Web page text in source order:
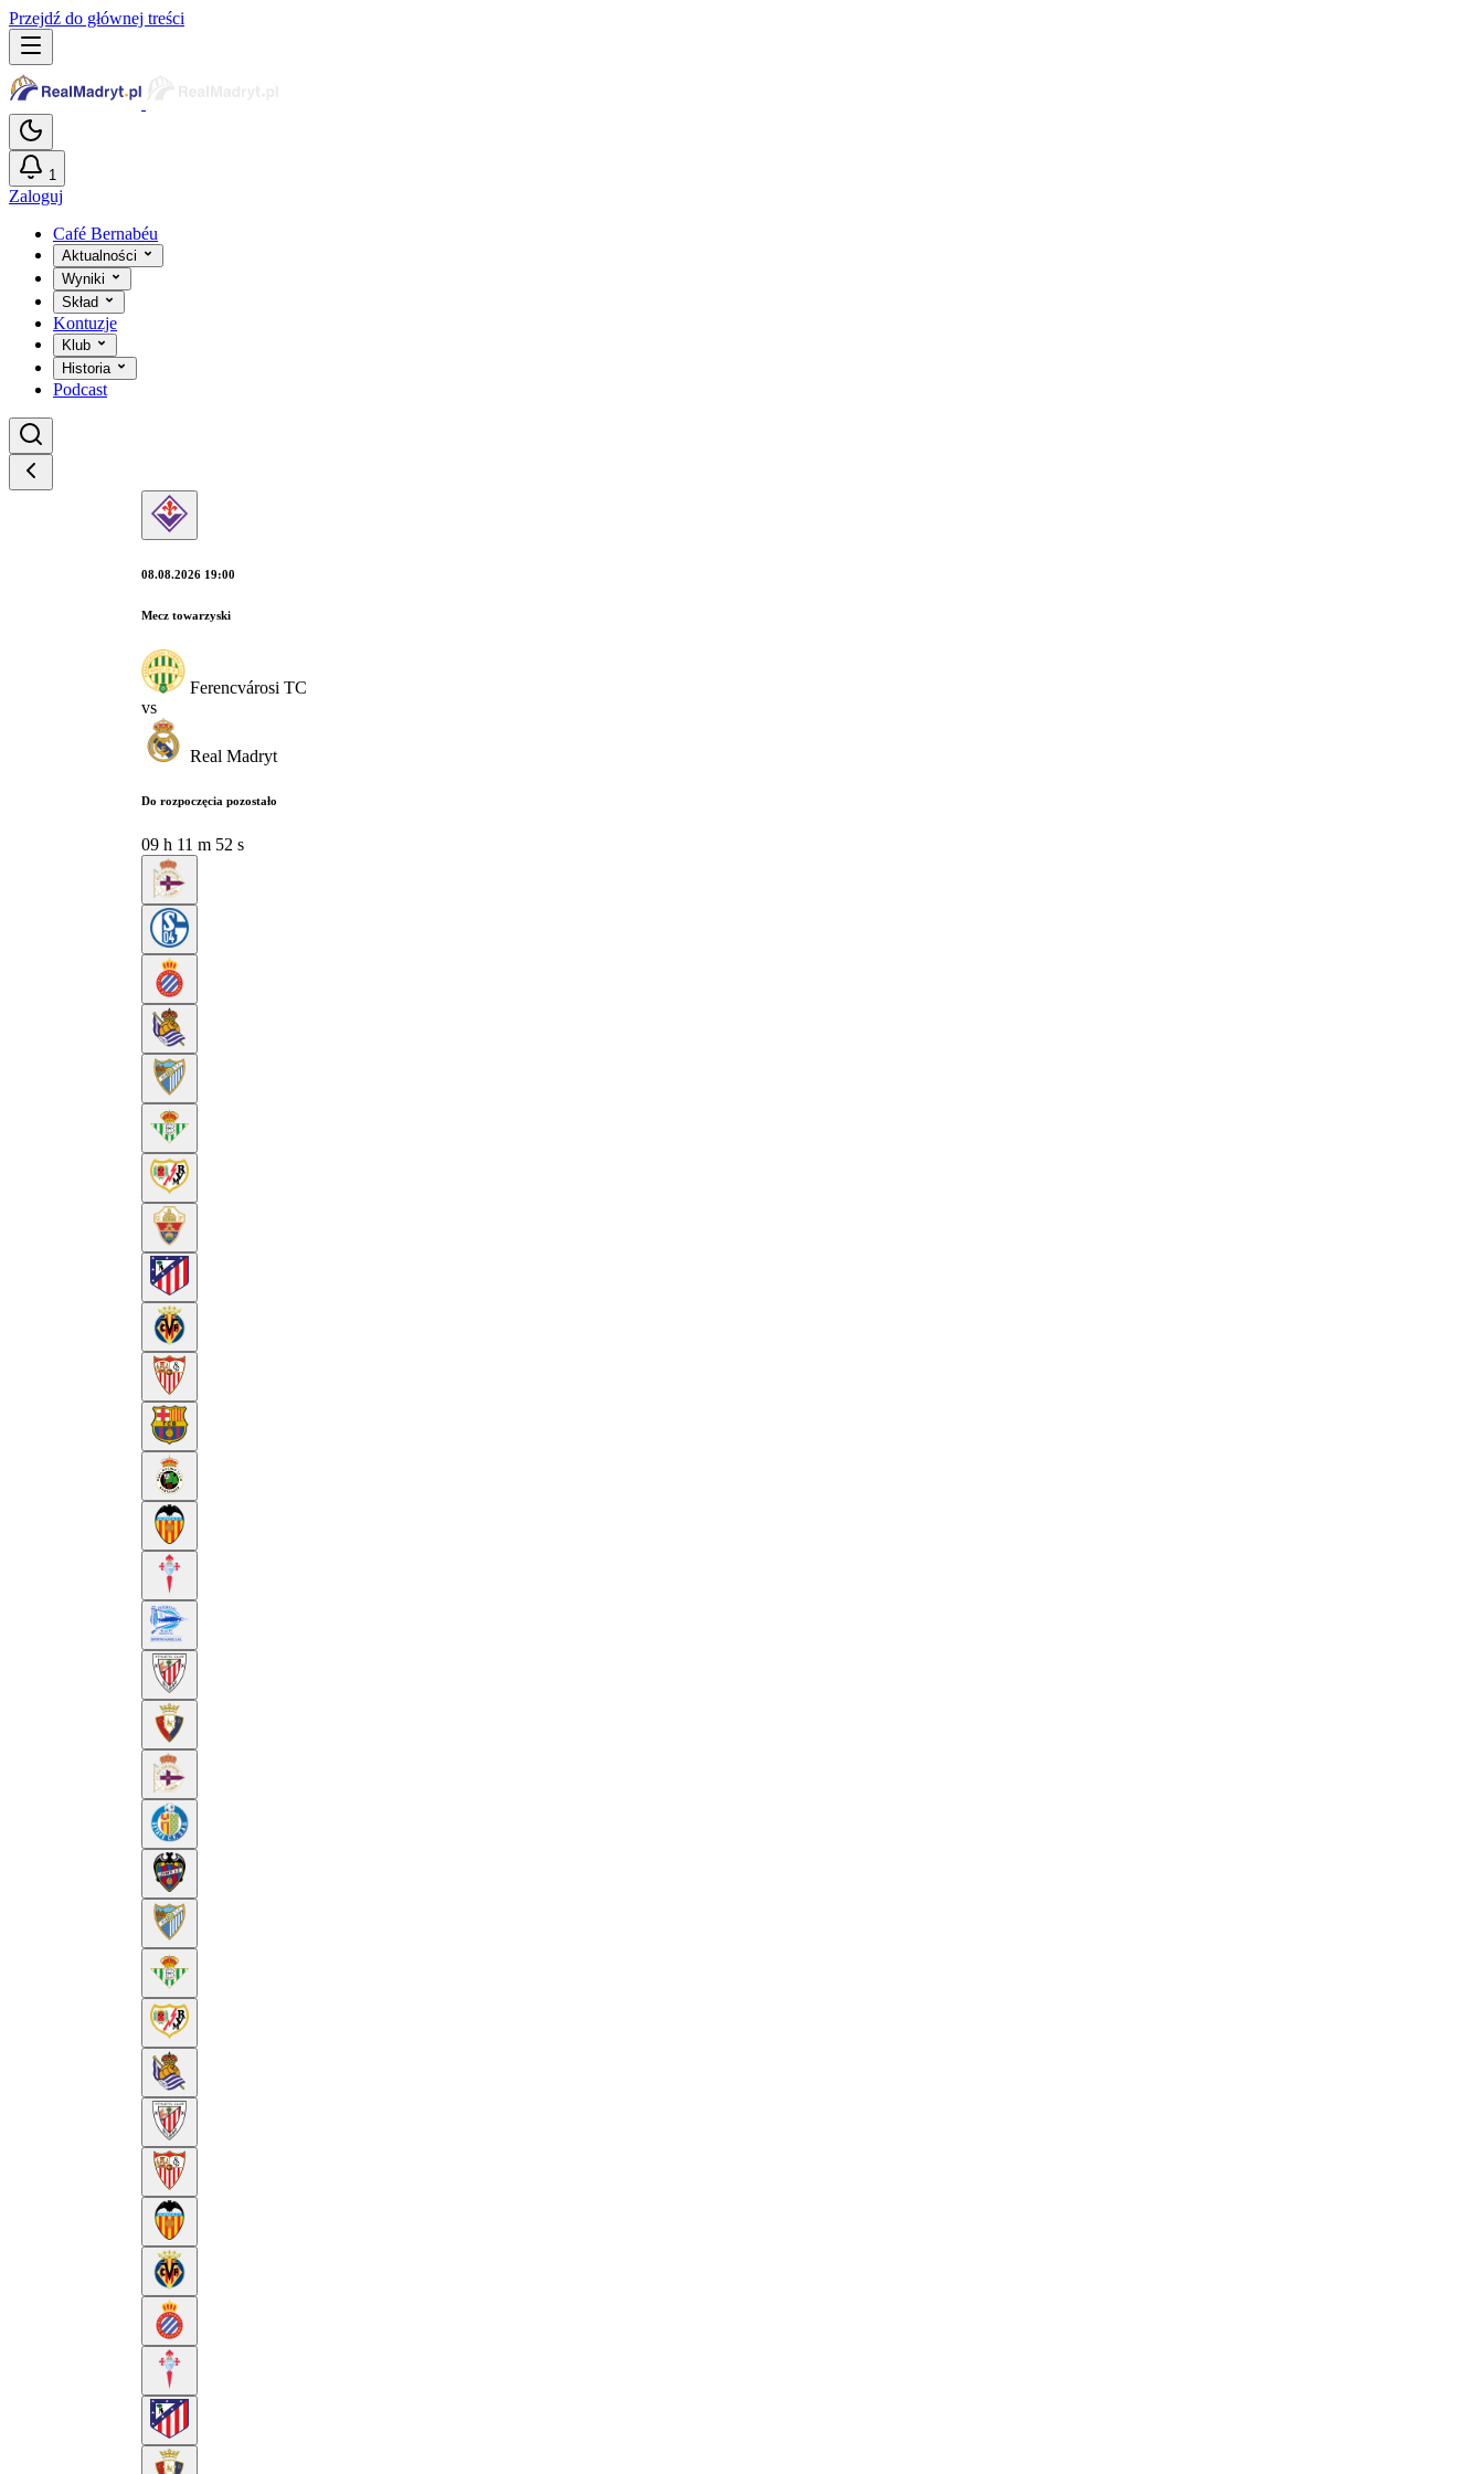
Przejdź do głównej treści
1
Zaloguj
Café Bernabéu
Aktualności
Wyniki
Skład
Kontuzje
Klub
Historia
Podcast
08.08.2026 19:00
Mecz towarzyski
Ferencvárosi TC
vs
Real Madryt
Do rozpoczęcia pozostało
09 h 11 m 51 s